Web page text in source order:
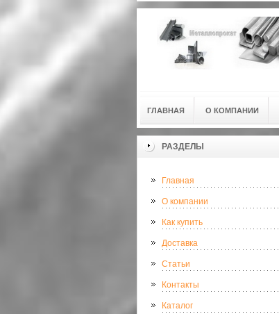
ГЛАВНАЯ О КОМПАНИИ
РАЗДЕЛЫ
Главная
О компании
Как купить
Доставка
Статьи
Контакты
Каталог